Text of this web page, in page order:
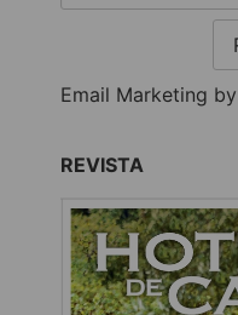
Email Marketing
REVISTA